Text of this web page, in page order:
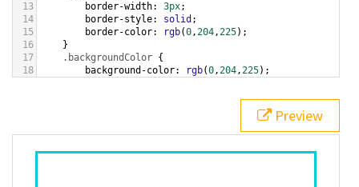
13
border-width: 3px;
14
border-style: solid ;
15
border-color: rgb(0,204,225);
16
}
17
.backgroundColor {
18
background-color: rgb(0,204,225);
bottom ,
white, rgb(0,204,225));
Preview